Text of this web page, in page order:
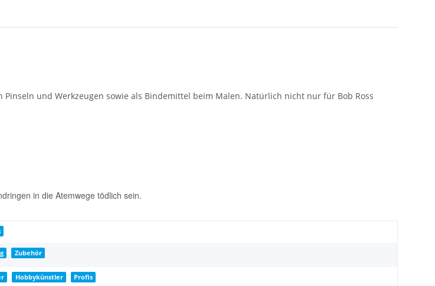
und Werkzeugen sowie als Bindemittel beim Malen. Natürlich nicht nur für Bob Ross
in die Atemwege tödlich sein.
Zubehör
Hobbykünstler Profis